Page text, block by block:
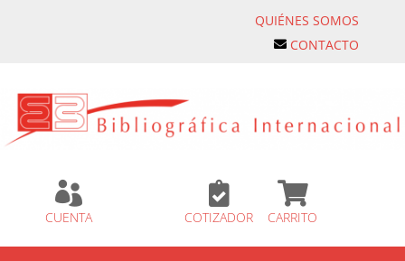
QUIÉNES SOMOS
CONTACTO

CUENTA

COTIZADOR

CARRITO